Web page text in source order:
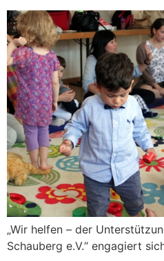
„Wir helfen – der
Schauberg e.V.“ engagiert